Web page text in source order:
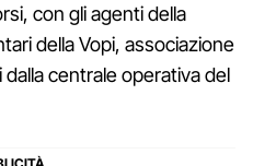
con gli agenti della
della Vopi, associazione
centrale operativa del